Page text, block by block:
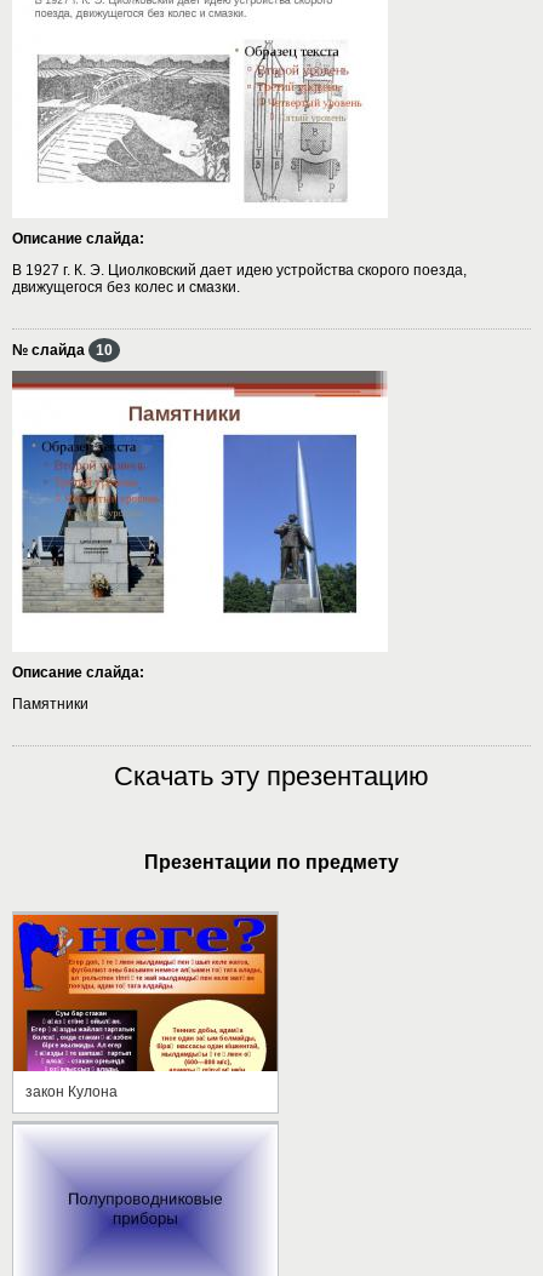
Описание слайда:
В 1927 г. К. Э. Циолковский дает идею устройства скорого поезда,
движущегося без колес и смазки.
№ слайда 10
Описание слайда:
Памятники
Скачать эту презентацию
Презентации по предмету
закон Кулона